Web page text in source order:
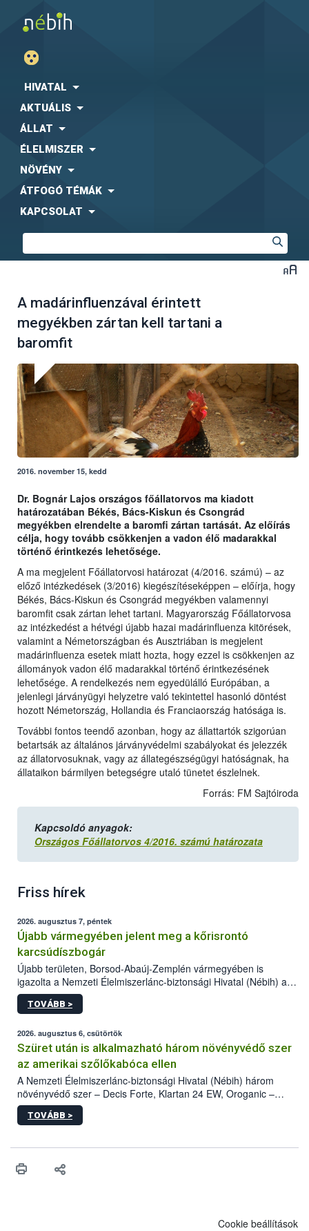
HIVATAL
AKTUÁLIS
ÁLLAT
ÉLELMISZER
NÖVÉNY
ÁTFOGÓ TÉMÁK
KAPCSOLAT
A madárinfluenzával érintett
megyékben zártan kell tartani a
baromfit
2016. november 15, kedd
Dr. Bognár Lajos országos főállatorvos ma kiadott
határozatában Békés, Bács-Kiskun és Csongrád
megyékben elrendelte a baromfi zártan tartását. Az előírás
célja, hogy tovább csökkenjen a vadon élő madarakkal
történő érintkezés lehetősége.
A ma megjelent Főállatorvosi határozat (4/2016. számú) – az
előző intézkedések (3/2016) kiegészítéseképpen – előírja, hogy
Békés, Bács-Kiskun és Csongrád megyékben valamennyi
baromfit csak zártan lehet tartani. Magyarország Főállatorvosa
az intézkedést a hétvégi újabb hazai madárinfluenza kitörések,
valamint a Németországban és Ausztriában is megjelent
madárinfluenza esetek miatt hozta, hogy ezzel is csökkenjen az
állományok vadon élő madarakkal történő érintkezésének
lehetősége. A rendelkezés nem egyedülálló Európában, a
jelenlegi járványügyi helyzetre való tekintettel hasonló döntést
hozott Németország, Hollandia és Franciaország hatósága is.
További fontos teendő azonban, hogy az állattartók szigorúan
betartsák az általános járványvédelmi szabályokat és jelezzék
az állatorvosuknak, vagy az állategészségügyi hatóságnak, ha
állataikon bármilyen betegségre utaló tünetet észlelnek.
Forrás: FM Sajtóiroda
Kapcsoldó anyagok:
Országos Főállatorvos 4/2016. számú határozata
Friss hírek
2026. augusztus 7, péntek
Újabb vármegyében jelent meg a kőrisrontó
karcsúdíszbogár
Újabb területen, Borsod-Abaúj-Zemplén vármegyében is
igazolta a Nemzeti Élelmiszerlánc-biztonsági Hivatal (Nébih) a
kőrisrontó karcsúdíszbogár (Agrilus planipennis) jelenlétét. A
kártevőt nem csak színcsapdában találták meg, de már fertőzött
az intenzív felderítést, emellett az intézkedéseket a szlovák
hatósággal is összehangolják a terjedés megállítása érdekében.
TOVÁBB >
2026. augusztus 6, csütörtök
Szüret után is alkalmazható három növényvédő szer
az amerikai szőlőkabóca ellen
A Nemzeti Élelmiszerlánc-biztonsági Hivatal (Nébih) három
növényvédő szer – Decis Forte, Klartan 24 EW, Oroganic –
engedélyokiratát módosította, így azok a szüretet követően,
egészen a vesszőérettség (BBCH 91) stádiumáig
érésű szőlőkben is legyen lehetőség a károsító elleni további
felhasználók számára is elérhető és ökológiai termesztésben is
TOVÁBB >
Cookie beállítások